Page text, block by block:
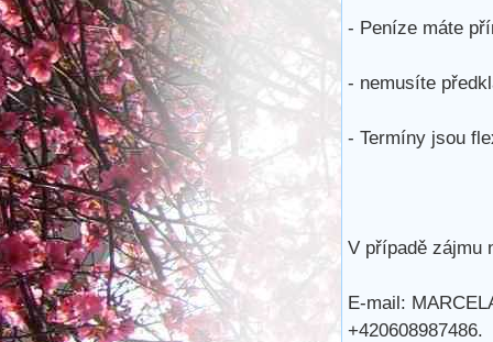
- Peníze máte
- nemusíte
- Termíny jsou
V případě zájmu
E-mail:
+420608987486.